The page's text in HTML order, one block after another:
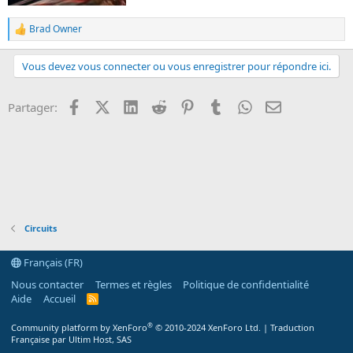
n
L
e
s
c
Brad Owner
Vous devez vous connecter ou vous enregistrer pour répondre ici.
Partager: FacebookX (Twitter)
LinkedInReddit PinterestTumblrWhatsApp
Email
Circuits
Français (FR)
Nous contacter
Termes et règles
Politique de confidentialité
Aide
Accueil
R
Community platform by XenForo® © 2010-2024 XenForo Ltd. | Traduction
Française par Ultim Host, SAS